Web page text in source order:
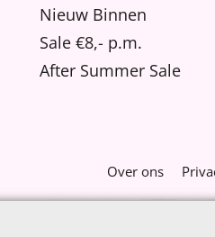
Nieuw Binnen
Sale €8,- p.m.
After Summer Sale
Over ons